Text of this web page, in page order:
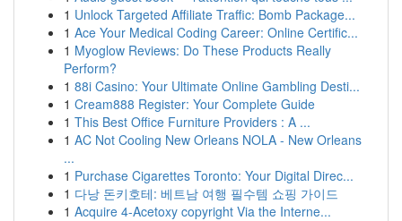
1 Unlock Targeted Affiliate Traffic: Bomb Package...
1 Ace Your Medical Coding Career: Online Certific...
1 Myoglow Reviews: Do These Products Really
Perform?
1 88i Casino: Your Ultimate Online Gambling Desti...
1 Cream888 Register: Your Complete Guide
1 This Best Office Furniture Providers : A ...
1 AC Not Cooling New Orleans NOLA - New Orleans
...
1 Purchase Cigarettes Toronto: Your Digital Direc...
1 다낭 돈키호테: 베트남 여행 필수템 쇼핑 가이드
1 Acquire 4-Acetoxy copyright Via the Interne...